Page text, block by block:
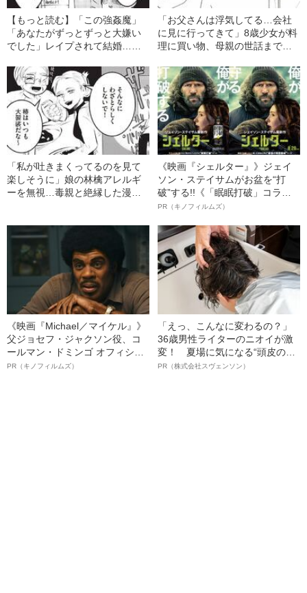
【もっと読む】「この強姦魔」
「あなたがずっとずっと大嫌い
でした」レイプされて結婚…息
突きつけた女性の半生
「お父さんは浮気してる…会社
に見に行ってきて」8歳少女が料
理に買い物、母親の世話まで…
日常”
「私が吐きまくってるのを見て
楽しそうに」娘の林檎アレルギ
ーを無視…毒親と絶縁した漫画
《映画『シェルター』》ジェイ
ソン・ステイサムがお盆を“打
破”する!!《「眠眠打破」コラ
ボ》
PR（キノフィルムズ）
《映画『Michael／マイケル』》
父ジョセフ・ジャクソン役、コ
ールマン・ドミンゴ オフィシャ
ルインタビュー“観客を魅了した
PR（キノフィルムズ）
「えっ、こんなに変わるの？」
36歳男性ライターのニオイが激
変！ 夏場に気になる“頭皮のニ
オイ”や“ベタつき”を解消す
PR（株式会社スヴェンソン）